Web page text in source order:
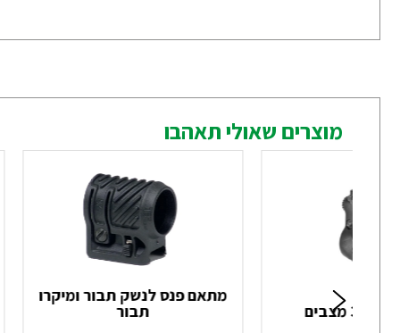
מוצרים שאולי תאהבו
מתאם פנס לנשק תבור ומיקרו
תבור